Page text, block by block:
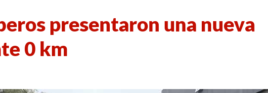
presentaron una nueva
0 km